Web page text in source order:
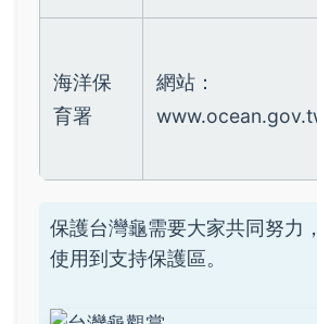
海洋保
育署
網站：
保護台灣龜需要大家共同努力
使用到支持保護區。